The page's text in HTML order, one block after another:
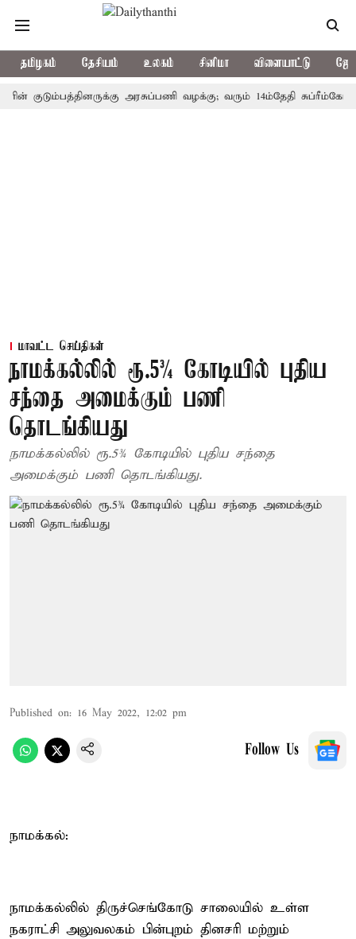
தமிழகம் தேசியம் உலகம் சினிமா விளையாட்டு
அரசுப்பணி வழக்கு; வரும் 14ம்தேதி சுப்ரீம்கோர்ட்டில்
மாவட்ட செய்திகள்
நாமக்கல்லில் ரூ.5¾ கோடியில் புதிய
சந்தை அமைக்கும் பணி
தொடங்கியது
நாமக்கல்லில் ரூ.5¾ கோடியில் புதிய சந்தை
அமைக்கும் பணி தொடங்கியது.
Published on: 16 May 2022, 12:02 pm
Follow Us
நாமக்கல்:
நாமக்கல்லில் திருச்செங்கோடு சாலையில் உள்ள
நகராட்சி அலுவலகம் பின்புறம் தினசரி மற்றும்